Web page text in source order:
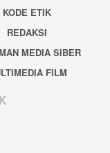
KODE ETIK
REDAKSI
MEDIA SIBER
FILM